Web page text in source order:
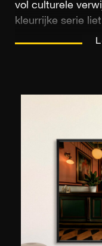
vol culturele
kleurrijke serie
door de
presenteert
of Europese
de buurt van het
Beierse Alpen.
privé-collecties
Verenigde
werd verkozen